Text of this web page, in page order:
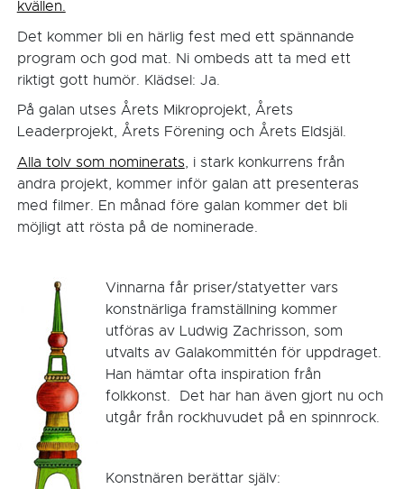
kvällen.
Det kommer bli en härlig fest med ett spännande
program och god mat. Ni ombeds att ta med ett
riktigt gott humör. Klädsel: Ja.
På galan utses Årets Mikroprojekt, Årets
Leaderprojekt, Årets Förening och Årets Eldsjäl.
Alla tolv som nominerats, i stark konkurrens från
andra projekt, kommer inför galan att presenteras
med filmer. En månad före galan kommer det bli
möjligt att rösta på de nominerade.
Vinnarna får priser/statyetter vars
konstnärliga framställning kommer
utföras av Ludwig Zachrisson, som
utvalts av Galakommittén för uppdraget.
Han hämtar ofta inspiration från
folkkonst. Det har han även gjort nu och
utgår från rockhuvudet på en spinnrock.
Konstnären berättar själv: